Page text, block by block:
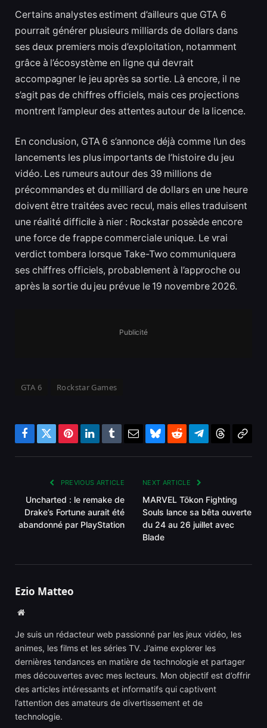
Certains analystes estiment d’ailleurs que GTA 6
pourrait générer plusieurs milliards de dollars dans
ses deux premiers mois d’exploitation, notamment
grâce à l’écosystème en ligne qui devrait
accompagner le jeu après sa sortie. Là encore, il ne
s’agit pas de chiffres officiels, mais ces projections
montrent l’ampleur des attentes autour de la licence.
En conclusion, GTA 6 s’annonce déjà comme l’un des
lancements les plus importants de l’histoire du jeu
vidéo. Les rumeurs autour des 39 millions de
précommandes et du milliard de dollars en une heure
doivent être traitées avec recul, mais elles traduisent
une réalité difficile à nier : Rockstar possède encore
une force de frappe commerciale unique. Le vrai
verdict tombera lorsque Take-Two communiquera
ses chiffres officiels, probablement à l’approche ou
après la sortie du jeu prévue le 19 novembre 2026.
Publicité
GTA 6 Rockstar Games
Facebook
TwitterPinterestLinkedInTumblrEmailBlueskyRedditTelegram
PREVIOUS ARTICLE
Uncharted : le remake de
Drake’s Fortune aurait été
abandonné par PlayStation
NEXT ARTICLE
MARVEL Tōkon Fighting
Souls lance sa bêta ouverte
du 24 au 26 juillet avec
Blade
Ezio Matteo
Website
Je suis un rédacteur web passionné par les jeux vidéo, les
animes, les films et les séries TV. J’aime explorer les
dernières tendances en matière de technologie et partager
mes découvertes avec mes lecteurs. Mon objectif est d’offrir
des articles intéressants et informatifs qui captivent
l’attention des amateurs de divertissement et de
technologie.